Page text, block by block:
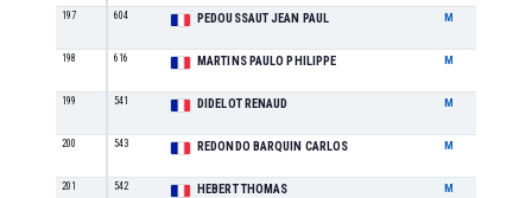
197 604 PEDOUSSAUT JEAN PAUL M
198 616 MARTINS PAULO PHILIPPE M
199 541 DIDELOT RENAUD M
200 543 REDONDO BARQUIN CARLOS M
201 542 HEBERT THOMAS M